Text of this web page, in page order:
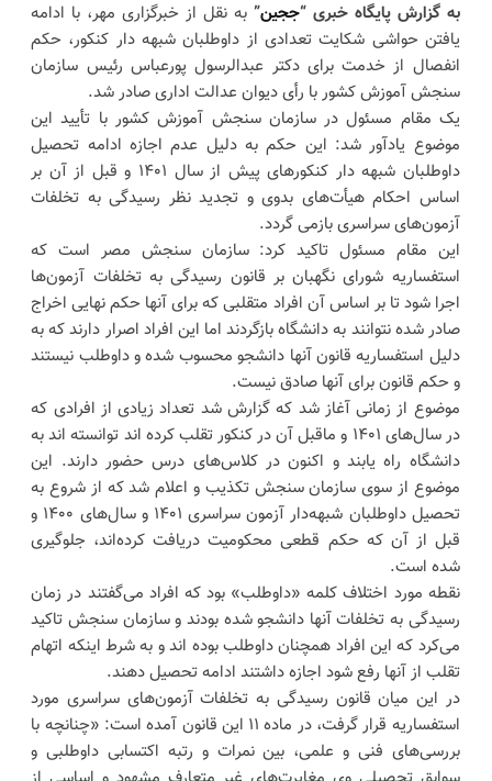
به گزارش پایگاه خبری “ججین”به نقل از خبرگزاری مهر، با ادامه
یافتن حواشی شکایت تعدادی از داوطلبان شبهه دار کنکور، حکم
انفصال از خدمت برای دکتر عبدالرسول پورعباس رئیس سازمان
سنجش آموزش کشور با رأی دیوان عدالت اداری صادر شد.
یک مقام مسئول در سازمان سنجش آموزش کشور با تأیید این
موضوع یادآور شد: این حکم به دلیل عدم اجازه ادامه تحصیل
داوطلبان شبهه دار کنکورهای پیش از سال ۱۴۰۱ و قبل از آن بر
اساس احکام هیأت‌های بدوی و تجدید نظر رسیدگی به تخلفات
آزمون‌های سراسری بازمی گردد.
این مقام مسئول تاکید کرد: سازمان سنجش مصر است که
استفساریه شورای نگهبان بر قانون رسیدگی به تخلفات آزمون‌ها
اجرا شود تا بر اساس آن افراد متقلبی که برای آنها حکم نهایی اخراج
صادر شده نتوانند به دانشگاه بازگردند اما این افراد اصرار دارند که به
دلیل استفساریه قانون آنها دانشجو محسوب شده و داوطلب نیستند
و حکم قانون برای آنها صادق نیست.
موضوع از زمانی آغاز شد که گزارش شد تعداد زیادی از افرادی که
در سال‌های ۱۴۰۱ و ماقبل آن در کنکور تقلب کرده اند توانسته اند به
دانشگاه راه یابند و اکنون در کلاس‌های درس حضور دارند. این
موضوع از سوی سازمان سنجش تکذیب و اعلام شد که از شروع به
تحصیل داوطلبان شبهه‌دار آزمون سراسری ۱۴۰۱ و سال‌های ۱۴۰۰ و
قبل از آن که حکم قطعی محکومیت دریافت کرده‌اند، جلوگیری
شده است.
نقطه مورد اختلاف کلمه «داوطلب» بود که افراد می‌گفتند در زمان
رسیدگی به تخلفات آنها دانشجو شده بودند و سازمان سنجش تاکید
می‌کرد که این افراد همچنان داوطلب بوده اند و به شرط اینکه اتهام
تقلب از آنها رفع شود اجازه داشتند ادامه تحصیل دهند.
در این میان قانون رسیدگی به تخلفات آزمون‌های سراسری مورد
استفساریه قرار گرفت، در ماده ۱۱ این قانون آمده است: «چنانچه با
بررسی‌های فنی و علمی، بین نمرات و رتبه اکتسابی داوطلبی و